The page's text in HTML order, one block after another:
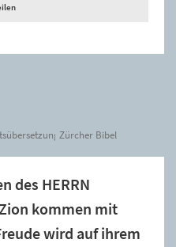
Zürcher Bibel
des HERRN
kommen mit
wird auf ihrem